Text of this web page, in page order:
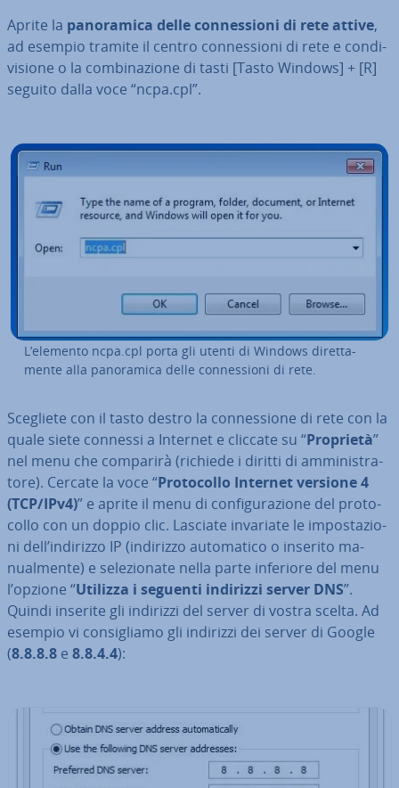
Aprite la pa­no­ra­mi­ca delle con­nes­sio­ni di rete attive,
ad esempio tramite il centro con­nes­sio­ni di rete e con­di­
vi­sio­ne o la com­bi­na­zio­ne di tasti [Tasto Windows] + [R]
seguito dalla voce “ncpa.cpl”.
L’elemento ncpa.cpl porta gli utenti di Windows di­ret­ta­
men­te alla pa­no­ra­mi­ca delle con­nes­sio­ni di rete.
Scegliete con il tasto destro la con­nes­sio­ne di rete con la
quale siete connessi a Internet e cliccate su “Proprietà”
nel menu che comparirà (richiede i diritti di am­mi­ni­stra­
to­re). Cercate la voce “Pro­to­col­lo Internet versione 4
(TCP/IPv4)” e aprite il menu di con­fi­gu­ra­zio­ne del pro­to­
col­lo con un doppio clic. Lasciate invariate le im­po­sta­zio­
ni dell’indirizzo IP (indirizzo au­to­ma­ti­co o inserito ma­
nual­men­te) e se­le­zio­na­te nella parte inferiore del menu
l’opzione “Utilizza i seguenti indirizzi server DNS”.
Quindi inserite gli indirizzi del server di vostra scelta. Ad
esempio vi con­si­glia­mo gli indirizzi dei server di Google
(8.8.8.8 e 8.8.4.4):